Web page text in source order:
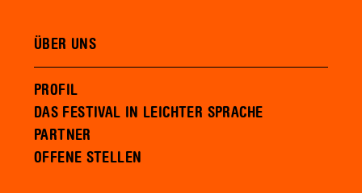
ÜBER UNS
PROFIL
DAS FESTIVAL IN LEICHTER SPRACHE
PARTNER
OFFENE STELLEN